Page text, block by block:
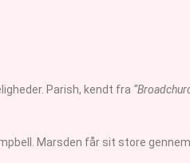
Parish, kendt fra
Marsden får sit store